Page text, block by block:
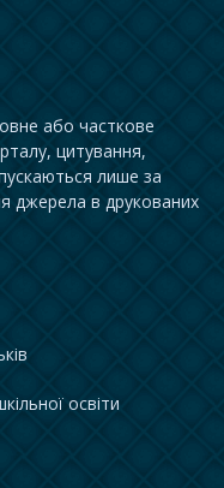
або часткове
цитування,
лише за
джерела в друкованих
освіти